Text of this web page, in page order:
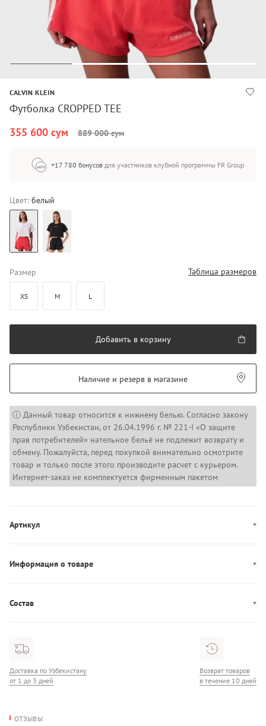
CALVIN KLEIN
Футболка CROPPED TEE
355 600 сум
889 000 сум
+17 780 бонусов для участников клубной программы FR Group
Цвет: белый
Размер Таблица размеров
XS M L
Добавить в корзину
Наличие и резерв в магазине
ⓘ Данный товар относится к нижнему белью. Согласно закону
Республики Узбекистан, от 26.04.1996 г. № 221-I «О защите
прав потребителей» нательное бельё не подлежит возврату и
обмену. Пожалуйста, перед покупкой внимательно осмотрите
товар и только после этого производите расчет с курьером.
Интернет-заказ не комплектуется фирменным пакетом
Артикул
Информация о товаре
Состав
Доставка по Узбекистану
от 1 до 3 дней
Возврат товаров
в течение 10 дней
ОТЗЫВЫ